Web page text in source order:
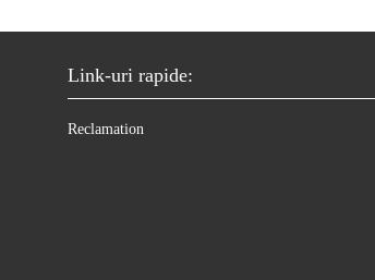
Link-uri rapide:
Reclamation